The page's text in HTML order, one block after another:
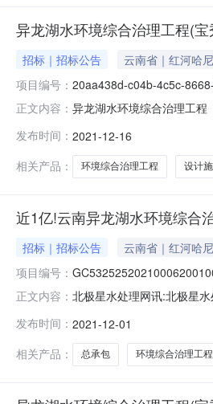
异龙湖水环境综合治理工程(
招标｜招标公告 云南省｜红河哈
项目编号： 20aa438d-c04b-4c5c-
正文内容： 异龙湖水环境综合治理工
及配套收运设施工程、西
发布时间： 2021-12-16
相关产品：
环境综合治理工程 设计
近1亿!云南异龙湖水环境综合
招标｜招标公告 云南省｜红河哈
项目编号：
正文内容： 北极星水处理网讯:北极星
0717:30，接受联合体投标
模：本次工程建设
发布时间： 2021-12-01
相关产品：
总承包 环境综合治理工程